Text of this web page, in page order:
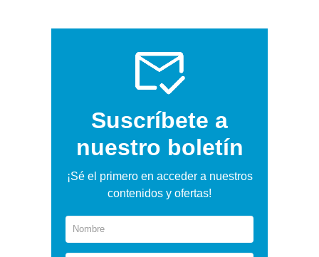
Suscríbete a
nuestro boletín
¡Sé el primero en acceder a nuestros
contenidos y ofertas!